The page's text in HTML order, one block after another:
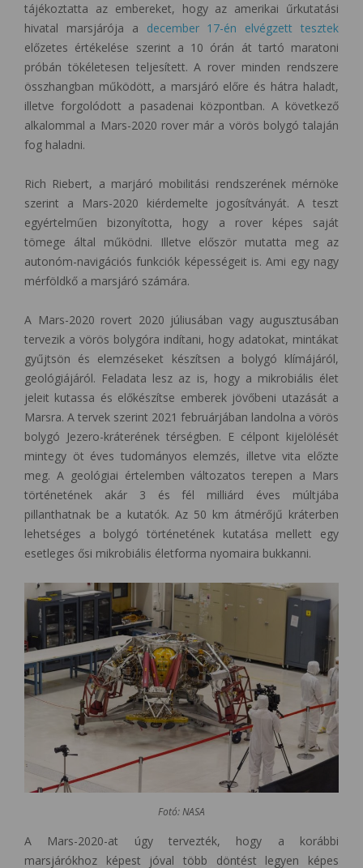
tájékoztatta az embereket, hogy az amerikai űrkutatási
hivatal marsjárója a december 17-én elvégzett tesztek
előzetes értékelése szerint a 10 órán át tartó maratoni
próbán tökéletesen teljesített. A rover minden rendszere
összhangban működött, a marsjáró előre és hátra haladt,
illetve forgolódott a pasadenai központban. A következő
alkalommal a Mars-2020 rover már a vörös bolygó talaján
fog haladni.
Rich Riebert, a marjáró mobilitási rendszerének mérnöke
szerint a Mars-2020 kiérdemelte jogosítványát. A teszt
egyértelműen bizonyította, hogy a rover képes saját
tömege által működni. Illetve először mutatta meg az
autonóm-navigációs funkciók képességeit is. Ami egy nagy
mérföldkő a marsjáró számára.
A Mars-2020 rovert 2020 júliusában vagy augusztusában
tervezik a vörös bolygóra indítani, hogy adatokat, mintákat
gyűjtsön és elemzéseket készítsen a bolygó klímájáról,
geológiájáról. Feladata lesz az is, hogy a mikrobiális élet
jeleit kutassa és előkészítse emberek jövőbeni utazását a
Marsra. A tervek szerint 2021 februárjában landolna a vörös
bolygó Jezero-kráterének térségben. E célpont kijelölését
mintegy öt éves tudományos elemzés, illetve vita előzte
meg. A geológiai értelemben változatos terepen a Mars
történetének akár 3 és fél milliárd éves múltjába
pillanthatnak be a kutatók. Az 50 km átmérőjű kráterben
lehetséges a bolygó történetének kutatása mellett egy
esetleges ősi mikrobiális életforma nyomaira bukkanni.
Fotó: NASA
A Mars-2020-at úgy tervezték, hogy a korábbi
marsjárókhoz képest jóval több döntést legyen képes